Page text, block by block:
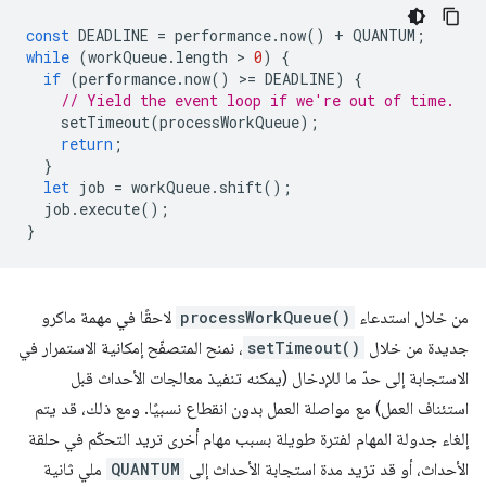
const DEADLINE = performance.now() + QUANTUM ;
while (workQueue. length > 0)
{
if (performance.now() >= DEADLINE)
{
// Yield the event loop if we're out of time.
setTimeout(processWorkQueue);
return ;
}
let job = workQueue. shift();
job . execute();
}
من خلال استدعاء processWorkQueue() لاحقًا في مهمة ماكرو
جديدة من خلال setTimeout() ، نمنح المتصفّح إمكانية الاستمرار في
الاستجابة إلى حدّ ما للإدخال (يمكنه تنفيذ معالجات الأحداث قبل
استئناف العمل) مع مواصلة العمل بدون انقطاع نسبيًا. ومع ذلك، قد يتم
إلغاء جدولة المهام لفترة طويلة بسبب مهام أخرى تريد التحكّم في حلقة
الأحداث، أو قد تزيد مدة استجابة الأحداث إلى QUANTUM ملي ثانية